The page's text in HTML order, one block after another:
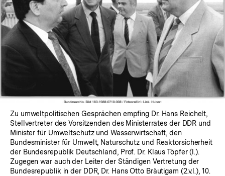
Zu umweltpolitischen Gesprächen empfing Dr. Hans Reichelt,
Stellvertreter des Vorsitzenden des Ministerrates der DDR und
Minister für Umweltschutz und Wasserwirtschaft, den
Bundesminister für Umwelt, Naturschutz und Reaktorsicherheit
der Bundesrepublik Deutschland, Prof. Dr. Klaus Töpfer (l.).
Zugegen war auch der Leiter der Ständigen Vertretung der
Bundesrepublik in der DDR, Dr. Hans Otto Bräutigam (2.v.l.), 10.